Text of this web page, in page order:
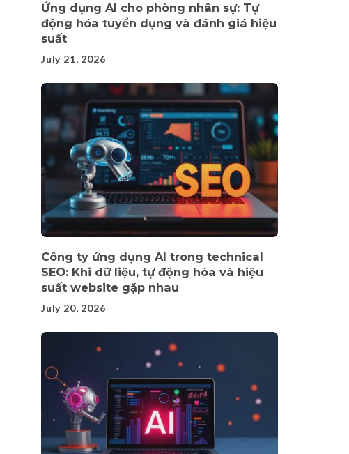
Ứng dụng AI cho phòng nhân sự: Tự
động hóa tuyển dụng và đánh giá hiệu
suất
July 21, 2026
Công ty ứng dụng AI trong technical
SEO: Khi dữ liệu, tự động hóa và hiệu
suất website gặp nhau
July 20, 2026